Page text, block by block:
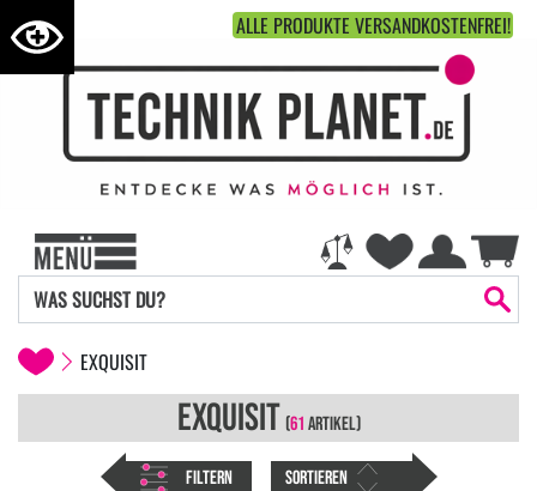
ALLE PRODUKTE VERSANDKOSTENFREI!
EXQUISIT
FILTERN
EXQUISIT (61 ARTIKEL)
SORTIEREN